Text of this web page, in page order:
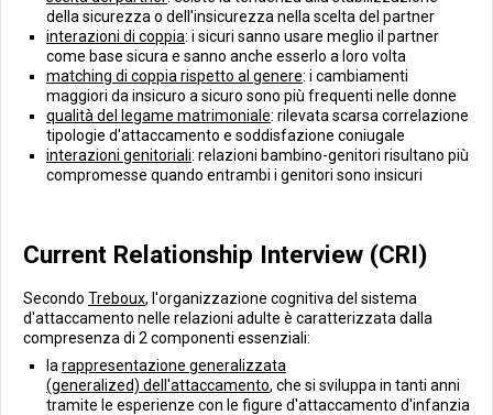
della sicurezza o dell'insicurezza nella scelta del partner
interazioni di coppia: i sicuri sanno usare meglio il partner
come base sicura e sanno anche esserlo a loro volta
matching di coppia rispetto al genere: i cambiamenti
maggiori da insicuro a sicuro sono più frequenti nelle donne
qualità del legame matrimoniale: rilevata scarsa correlazione
tipologie d'attaccamento e soddisfazione coniugale
interazioni genitoriali: relazioni bambino-genitori risultano più
compromesse quando entrambi i genitori sono insicuri
Current Relationship Interview (CRI)
Secondo Treboux, l'organizzazione cognitiva del sistema
d'attaccamento nelle relazioni adulte è caratterizzata dalla
compresenza di 2 componenti essenziali:
la rappresentazione generalizzata
(generalized) dell'attaccamento, che si sviluppa in tanti anni
tramite le esperienze con le figure d'attaccamento d'infanzia